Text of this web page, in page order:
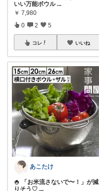
いい万能ボウル ...
￥ 7,980
0 2 5
コレ いいね
あこたけ
🍚 「お米流さないで〜！」が減
りそう♡ ...